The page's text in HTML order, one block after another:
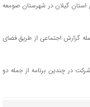
۲۳ شهید مدافع حرم استان گیلان در شهرستان صومعه
گزارش اجتماعی از طریق فضای
در چندین برنامه از جمله دو